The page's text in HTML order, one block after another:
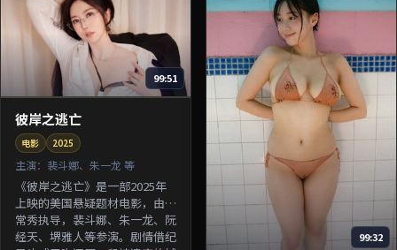
99:51
彼岸之逃亡
电影 2025
主演： 裴斗娜、朱一龙 等
《彼岸之逃亡》是一部2025年
上映的美国悬疑题材电影，由洪
常秀执导，裴斗娜、朱一龙、阮
经天、堺雅人等参演。剧情借纪
99:32